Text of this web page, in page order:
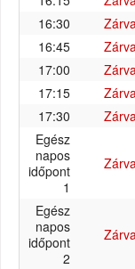
16:30
16:45
17:00
17:15
17:30
Egész
napos
időpont
1
Egész
napos
időpont
2